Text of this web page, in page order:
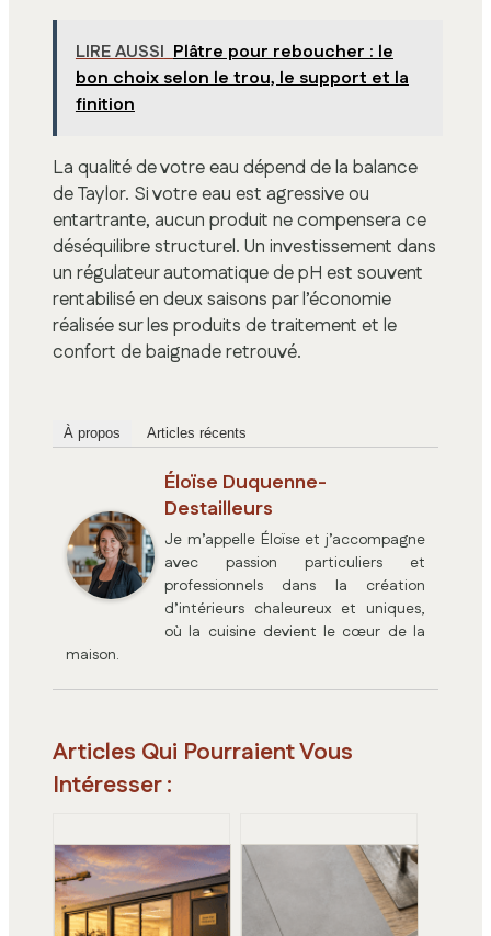
LIRE AUSSI Plâtre pour reboucher : le
bon choix selon le trou, le support et la
finition
La qualité de votre eau dépend de la balance
de Taylor. Si votre eau est agressive ou
entartrante, aucun produit ne compensera ce
déséquilibre structurel. Un investissement dans
un régulateur automatique de pH est souvent
rentabilisé en deux saisons par l’économie
réalisée sur les produits de traitement et le
confort de baignade retrouvé.
À propos Articles récents
Éloïse Duquenne-
Destailleurs
Je m’appelle Éloïse et j’accompagne
avec passion particuliers et
professionnels dans la création
d’intérieurs chaleureux et uniques,
où la cuisine devient le cœur de la
maison.
Articles Qui Pourraient Vous
Intéresser :